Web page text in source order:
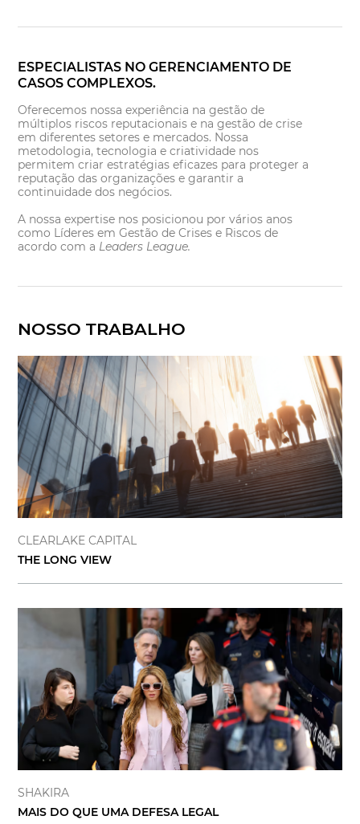
ESPECIALISTAS NO GERENCIAMENTO DE
CASOS COMPLEXOS.
Oferecemos nossa experiência na gestão de
múltiplos riscos reputacionais e na gestão de crise
em diferentes setores e mercados. Nossa
metodologia, tecnologia e criatividade nos
permitem criar estratégias eficazes para proteger a
reputação das organizações e garantir a
continuidade dos negócios.
A nossa expertise nos posicionou por vários anos
como Líderes em Gestão de Crises e Riscos de
acordo com a Leaders League.
NOSSO TRABALHO
CLEARLAKE CAPITAL
THE LONG VIEW
SHAKIRA
MAIS DO QUE UMA DEFESA LEGAL